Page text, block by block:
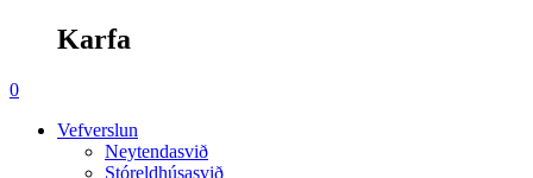
Karfa
Menu
search
account
0
Vefverslun
Neytendasvið
Stóreldhúsasvið